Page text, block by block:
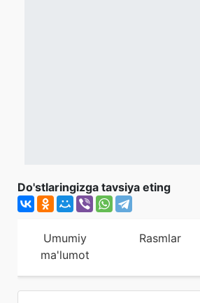
Do'stlaringizga tavsiya eting
Umumiy
ma'lumot
Rasmlar